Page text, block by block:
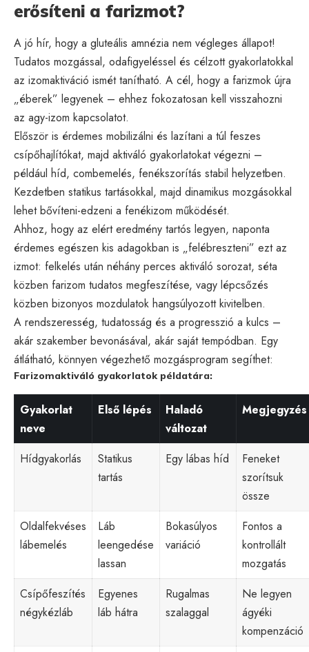
erősíteni a farizmot?
A jó hír, hogy a gluteális amnézia nem végleges állapot!
Tudatos mozgással, odafigyeléssel és célzott gyakorlatokkal
az izomaktiváció ismét tanítható. A cél, hogy a farizmok újra
„éberek” legyenek – ehhez fokozatosan kell visszahozni
az agy-izom kapcsolatot.
Először is érdemes mobilizálni és lazítani a túl feszes
csípőhajlítókat, majd aktiváló gyakorlatokat végezni –
például híd, combemelés, fenékszorítás stabil helyzetben.
Kezdetben statikus tartásokkal, majd dinamikus mozgásokkal
lehet bővíteni-edzeni a fenékizom működését.
Ahhoz, hogy az elért eredmény tartós legyen, naponta
érdemes egészen kis adagokban is „felébreszteni” ezt az
izmot: felkelés után néhány perces aktiváló sorozat, séta
közben farizom tudatos megfeszítése, vagy lépcsőzés
közben bizonyos mozdulatok hangsúlyozott kivitelben.
A rendszeresség, tudatosság és a progresszió a kulcs –
akár szakember bevonásával, akár saját tempódban. Egy
átlátható, könnyen végezhető mozgásprogram segíthet:
Farizomaktiváló gyakorlatok példatára:
Gyakorlat
neve
Első lépés
Haladó
változat
Megjegyzés
Hídgyakorlás
Statikus
tartás
Egy lábas híd
Feneket
szorítsuk
össze
Oldalfekvéses
lábemelés
Láb
leengedése
lassan
Bokasúlyos
variáció
Fontos a
kontrollált
mozgatás
Csípőfeszítés
négykézláb
Egyenes
láb hátra
Rugalmas
szalaggal
Ne legyen
ágyéki
kompenzáció